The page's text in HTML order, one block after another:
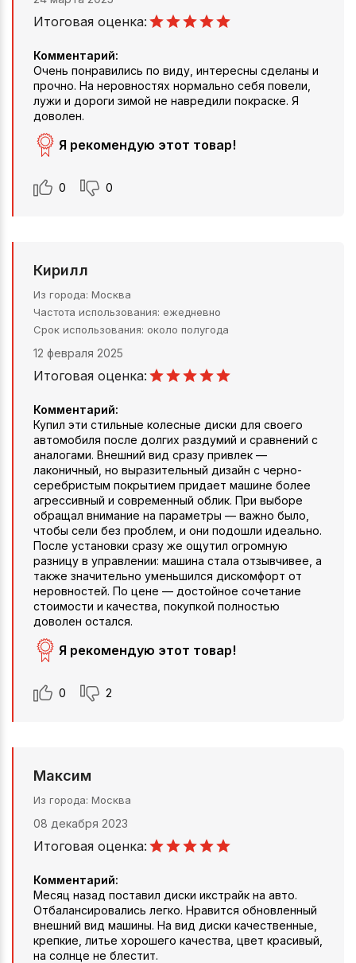
Итоговая оценка:
Комментарий:
Очень понравились по виду, интересны сделаны и
прочно. На неровностях нормально себя повели,
лужи и дороги зимой не навредили покраске. Я
доволен.
Я рекомендую этот товар!
0 0
Кирилл
Из города Москва
Частота использования ежедневно
Срок использования около полугода
12 февраля 2025
Итоговая оценка:
Комментарий:
Купил эти стильные колесные диски для своего
автомобиля после долгих раздумий и сравнений с
аналогами. Внешний вид сразу привлек —
лаконичный, но выразительный дизайн с черно-
серебристым покрытием придает машине более
агрессивный и современный облик. При выборе
обращал внимание на параметры — важно было,
чтобы сели без проблем, и они подошли идеально.
После установки сразу же ощутил огромную
разницу в управлении: машина стала отзывчивее, а
также значительно уменьшился дискомфорт от
неровностей. По цене — достойное сочетание
стоимости и качества, покупкой полностью
доволен остался.
Я рекомендую этот товар!
0 2
Максим
Из города Москва
08 декабря 2023
Итоговая оценка:
Комментарий:
Месяц назад поставил диски икстрайк на авто.
Отбалансировались легко. Нравится обновленный
внешний вид машины. На вид диски качественные,
крепкие, литье хорошего качества, цвет красивый,
на солнце не блестит.